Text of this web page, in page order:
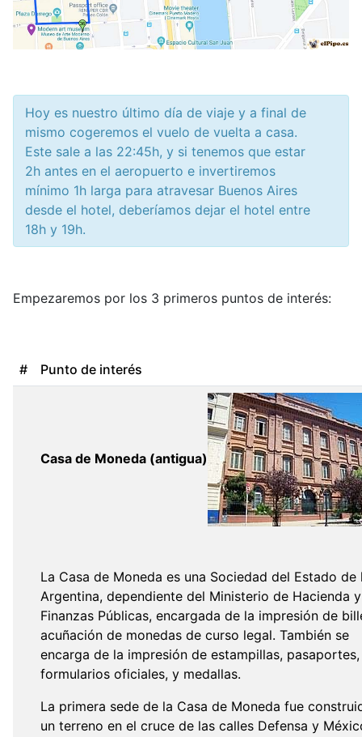
Hoy es nuestro último día de viaje y a final de
mismo cogeremos el vuelo de vuelta a casa.
Este sale a las 22:45h, y si tenemos que estar
2h antes en el aeropuerto e invertiremos
mínimo 1h larga para atravesar Buenos Aires
desde el hotel, deberíamos dejar el hotel entre
18h y 19h.
Empezaremos por los 3 primeros puntos de interés:
# Punto de interés
Casa de Moneda (antigua)
La Casa de Moneda es una Sociedad del Estado de
Argentina, dependiente del Ministerio de Hacienda y
Finanzas Públicas, encargada de la impresión de
acuñación de monedas de curso legal. También se
encarga de la impresión de estampillas, pasaportes,
formularios oficiales, y medallas.
La primera sede de la Casa de Moneda fue
un terreno en el cruce de las calles Defensa y